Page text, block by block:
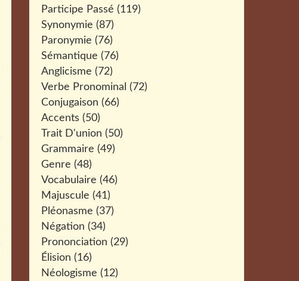
Participe Passé (119)
Synonymie (87)
Paronymie (76)
Sémantique (76)
Anglicisme (72)
Verbe Pronominal (72)
Conjugaison (66)
Accents (50)
Trait D'union (50)
Grammaire (49)
Genre (48)
Vocabulaire (46)
Majuscule (41)
Pléonasme (37)
Négation (34)
Prononciation (29)
Élision (16)
Néologisme (12)